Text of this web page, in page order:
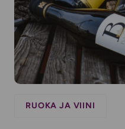
RUOKA JA VIINI